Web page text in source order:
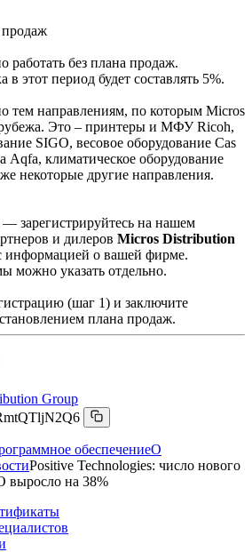
продаж
без плана продаж.
в этот период будет составлять 5%.
тем направлениям, по которым Micros
рубежа. Это – принтеры и МФУ Ricoh,
SIGO, весовое оборудование Cas
Aqfa, климатическое оборудование
некоторые другие направления.
— зарегистрируйтесь на нашем
и дилеров Micros Distribution
информацией о вашей фирме.
можно указать отдельно.
(шаг 1) и заключите
плана продаж.
Group
обеспечениеО
Positive Technologies: число нового
выросло на 38%